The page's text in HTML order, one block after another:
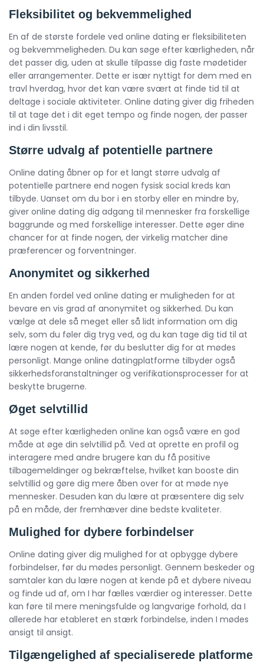
Fleksibilitet og bekvemmelighed
En af de største fordele ved online dating er fleksibiliteten
og bekvemmeligheden. Du kan søge efter kærligheden, når
det passer dig, uden at skulle tilpasse dig faste mødetider
eller arrangementer. Dette er især nyttigt for dem med en
travl hverdag, hvor det kan være svært at finde tid til at
deltage i sociale aktiviteter. Online dating giver dig friheden
til at tage det i dit eget tempo og finde nogen, der passer
ind i din livsstil.
Større udvalg af potentielle partnere
Online dating åbner op for et langt større udvalg af
potentielle partnere end nogen fysisk social kreds kan
tilbyde. Uanset om du bor i en storby eller en mindre by,
giver online dating dig adgang til mennesker fra forskellige
baggrunde og med forskellige interesser. Dette øger dine
chancer for at finde nogen, der virkelig matcher dine
præferencer og forventninger.
Anonymitet og sikkerhed
En anden fordel ved online dating er muligheden for at
bevare en vis grad af anonymitet og sikkerhed. Du kan
vælge at dele så meget eller så lidt information om dig
selv, som du føler dig tryg ved, og du kan tage dig tid til at
lære nogen at kende, før du beslutter dig for at mødes
personligt. Mange online datingplatforme tilbyder også
sikkerhedsforanstaltninger og verifikationsprocesser for at
beskytte brugerne.
Øget selvtillid
At søge efter kærligheden online kan også være en god
måde at øge din selvtillid på. Ved at oprette en profil og
interagere med andre brugere kan du få positive
tilbagemeldinger og bekræftelse, hvilket kan booste din
selvtillid og gøre dig mere åben over for at møde nye
mennesker. Desuden kan du lære at præsentere dig selv
på en måde, der fremhæver dine bedste kvaliteter.
Mulighed for dybere forbindelser
Online dating giver dig mulighed for at opbygge dybere
forbindelser, før du mødes personligt. Gennem beskeder og
samtaler kan du lære nogen at kende på et dybere niveau
og finde ud af, om I har fælles værdier og interesser. Dette
kan føre til mere meningsfulde og langvarige forhold, da I
allerede har etableret en stærk forbindelse, inden I mødes
ansigt til ansigt.
Tilgængelighed af specialiserede platforme